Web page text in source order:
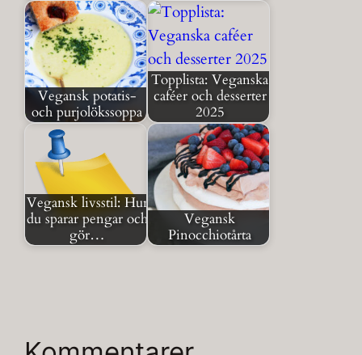
Vegansk potatis-
och purjolökssoppa
Topplista: Veganska
caféer och desserter
2025
Vegansk livsstil: Hur
du sparar pengar och
gör…
Vegansk
Pinocchiotårta